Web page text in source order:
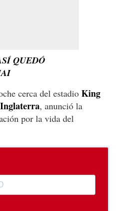
QUEDÓ
cerca del estadio King
Inglaterra, anunció la
por la vida del